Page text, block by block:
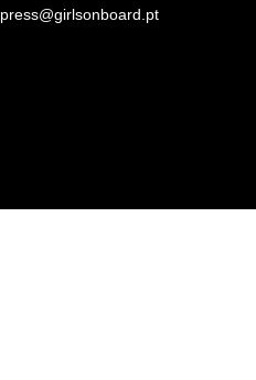
press@girlsonboard.pt